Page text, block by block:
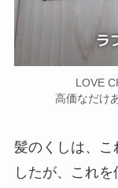
LOVE
高価なだけ
髪のくしは、
したが、これ